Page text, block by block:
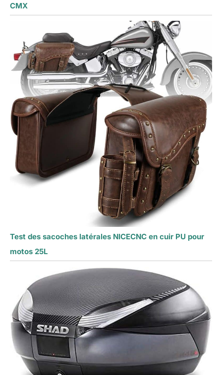
CMX
Test des sacoches latérales NICECNC en cuir PU pour
motos 25L